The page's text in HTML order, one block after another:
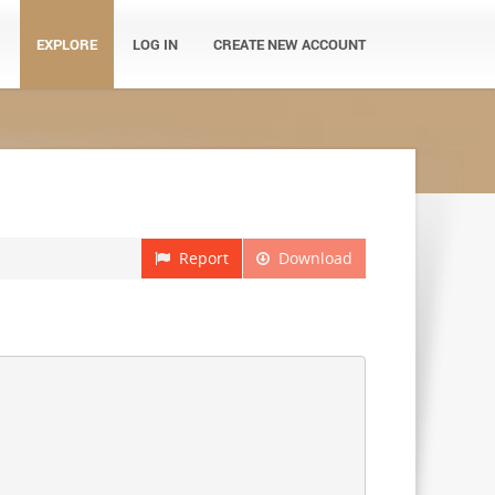
EXPLORE LOG IN CREATE NEW ACCOUNT
Download
Report